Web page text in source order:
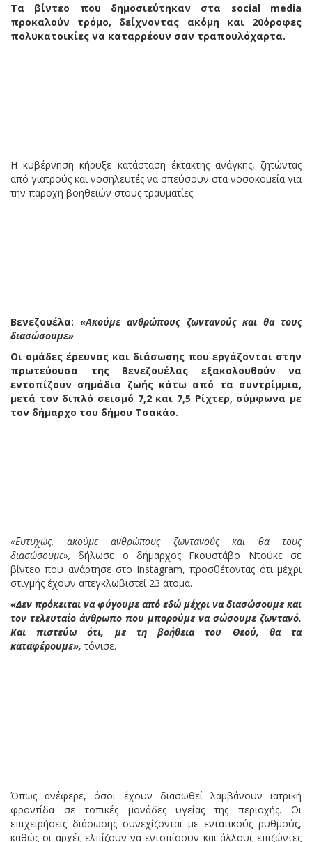
Τα βίντεο που δημοσιεύτηκαν στα social media
προκαλούν τρόμο, δείχνοντας ακόμη και 20όροφες
πολυκατοικίες να καταρρέουν σαν τραπουλόχαρτα.
Η κυβέρνηση κήρυξε κατάσταση έκτακτης ανάγκης, ζητώντας
από γιατρούς και νοσηλευτές να σπεύσουν στα νοσοκομεία για
την παροχή βοηθειών στους τραυματίες.
Βενεζουέλα:«Ακούμε ανθρώπους ζωντανούς και θα τους
διασώσουμε»
Οι ομάδες έρευνας και διάσωσης που εργάζονται στην
πρωτεύουσα της Βενεζουέλας εξακολουθούν να
εντοπίζουν σημάδια ζωής κάτω από τα συντρίμμια,
μετά τον διπλό σεισμό 7,2 και 7,5 Ρίχτερ, σύμφωνα με
τον δήμαρχο του δήμου Τσακάο.
«Ευτυχώς, ακούμε ανθρώπους ζωντανούς και θα τους
διασώσουμε», δήλωσε ο δήμαρχος Γκουστάβο Ντούκε σε
βίντεο που ανάρτησε στο Instagram, προσθέτοντας ότι μέχρι
στιγμής έχουν απεγκλωβιστεί 23 άτομα.
«Δεν πρόκειται να φύγουμε από εδώ μέχρι να διασώσουμε και
τον τελευταίο άνθρωπο που μπορούμε να σώσουμε ζωντανό.
Και πιστεύω ότι, με τη βοήθεια του Θεού, θα τα
καταφέρουμε», τόνισε.
Όπως ανέφερε, όσοι έχουν διασωθεί λαμβάνουν ιατρική
φροντίδα σε τοπικές μονάδες υγείας της περιοχής. Οι
επιχειρήσεις διάσωσης συνεχίζονται με εντατικούς ρυθμούς,
καθώς οι αρχές ελπίζουν να εντοπίσουν και άλλους επιζώντες